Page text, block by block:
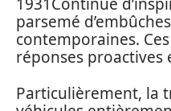
1931Continue
parsemé
contemporaines.
réponses proactives
Particulièrement, la